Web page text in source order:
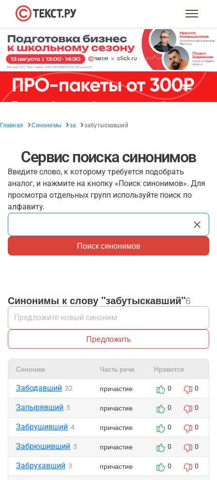
Главная Синонимы за забутыскавший
Сервис поиска синонимов
Введите слово, к которому требуется подобрать
аналог, и нажмите на кнопку «Поиск синонимов». Для
просмотра отдельных групп используйте поиск по
алфавиту.
Поиск синонимов
Синонимы к слову "забутыскавший"6
Предложить
Синоним Часть речи Нравится
Забодавший 32 причастие 0 0
Запырявший 5 причастие 0 0
Забрушивший 4 причастие 0 0
Забрюшивший 3 причастие 0 0
Забрухавший 3 причастие 0 0